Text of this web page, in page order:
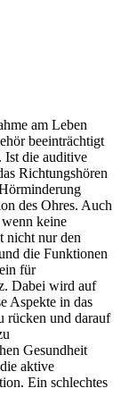
am Leben
beeinträchtigt
Ist die auditive
Richtungshören
des Ohres. Auch
keine
nicht nur den
die Funktionen
für
Dabei wird auf
Aspekte in das
rücken und darauf
Gesundheit
aktive
Ein schlechtes